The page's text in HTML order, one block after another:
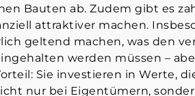
Bauten ab. Zudem gibt es
attraktiver machen.
geltend machen, was den
werden müssen –
Sie investieren in Werte,
nur bei Eigentümern,